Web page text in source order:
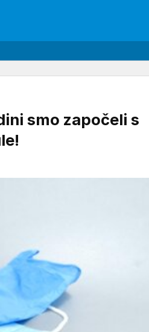
smo započeli s